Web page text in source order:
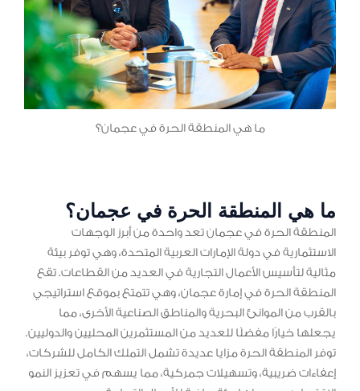
ما هي المنطقة الحرة في عجمان؟
ما هي المنطقة الحرة في عجمان؟
المنطقة الحرة في عجمان تعد واحدة من أبرز الوجهات
الاستثمارية في دولة الإمارات العربية المتحدة، وهي توفر بيئة
مثالية لتأسيس الأعمال التجارية في العديد من القطاعات. تقع
المنطقة الحرة في إمارة عجمان، وهي تتمتع بموقع استراتيجي
بالقرب من الموانئ البحرية والمناطق الصناعية الأخرى، مما
يجعلها خيارًا مفضلًا للعديد من المستثمرين المحليين والدوليين.
توفر المنطقة الحرة مزايا عديدة تشمل التملك الكامل للشركات،
إعفاءات ضريبية، وتسهيلات جمركية، مما يسهم في تعزيز النمو